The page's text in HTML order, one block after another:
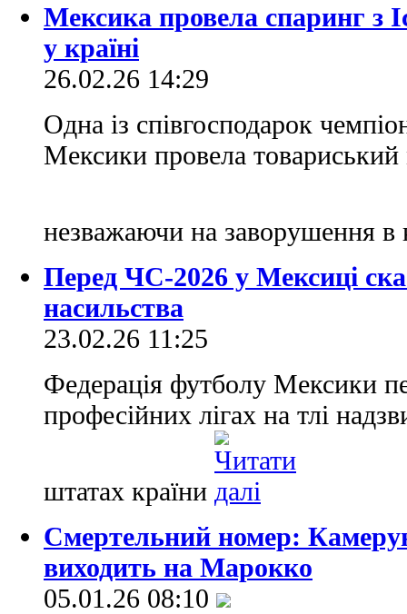
Мексика провела спаринг з
у країні
26.02.26 14:29
Одна із співгосподарок
Мексики провела товариський
незважаючи на заворушення в
Перед ЧС-2026 у Мексиці
насильства
23.02.26 11:25
Федерація футболу Мексики
професійних лігах на тлі
штатах країни
Смертельний номер:
виходить на Марокко
05.01.26 08:10